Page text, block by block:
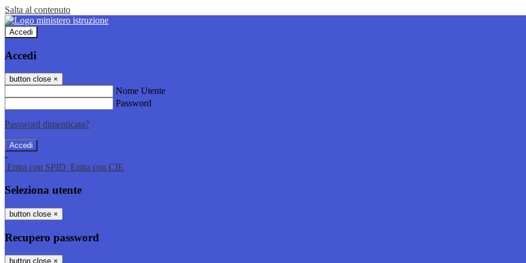
Salta al contenuto
Accedi
Accedi
button close ×
Nome Utente
Password
Password dimenticata?
-
Entra con SPID Entra con CIE
Seleziona utente
button close ×
Recupero password
button close ×